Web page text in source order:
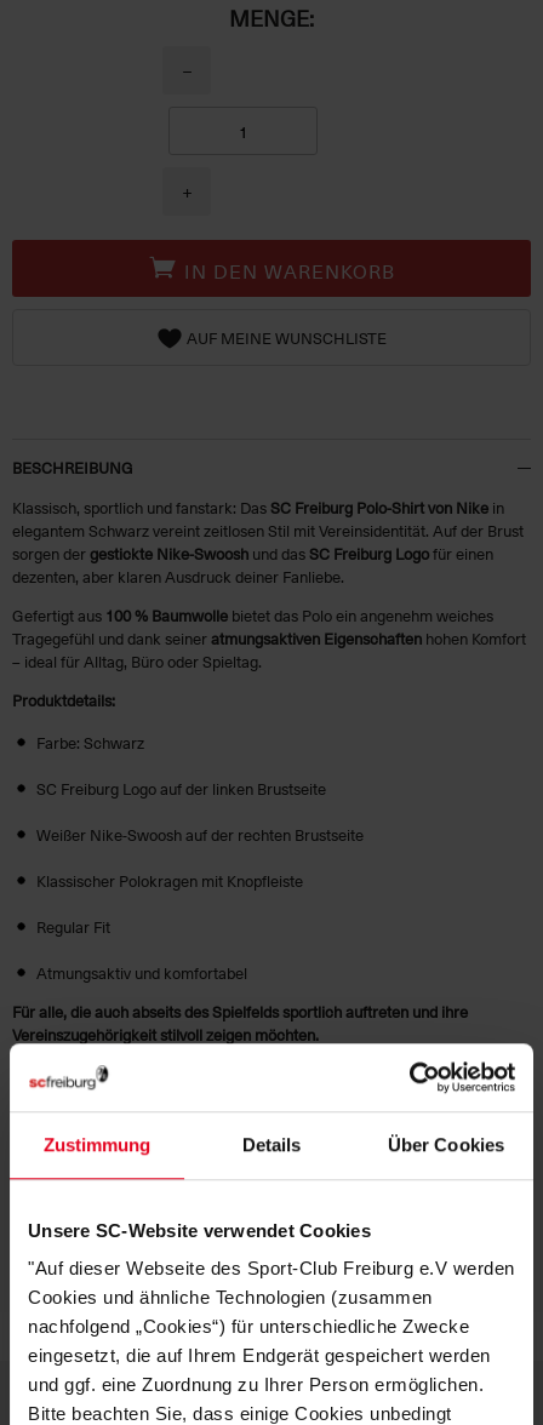
Zustimmung Details Über Cookies
Unsere SC-Website verwendet Cookies
"Auf dieser Webseite des Sport-Club Freiburg e.V werden
Cookies und ähnliche Technologien (zusammen
nachfolgend „Cookies“) für unterschiedliche Zwecke
eingesetzt, die auf Ihrem Endgerät gespeichert werden
und ggf. eine Zuordnung zu Ihrer Person ermöglichen.
Bitte beachten Sie, dass einige Cookies unbedingt
MENGE:
−
+
IN DEN WARENKORB
AUF MEINE WUNSCHLISTE
BESCHREIBUNG
Klassisch, sportlich und fanstark: Das SC Freiburg Polo-Shirt von Nike in
elegantem Schwarz vereint zeitlosen Stil mit Vereinsidentität. Auf der Brust
sorgen dergestickte Nike-Swoosh und das SC Freiburg Logofür einen
dezenten, aber klaren Ausdruck deiner Fanliebe.
Gefertigt aus 100 % Baumwolle bietet das Polo ein angenehm weiches
Tragegefühl und dank seineratmungsaktiven Eigenschaften hohen Komfort
– ideal für Alltag, Büro oder Spieltag.
Produktdetails:
Farbe: Schwarz
SC Freiburg Logo auf der linken Brustseite
Weißer Nike-Swoosh auf der rechten Brustseite
Klassischer Polokragen mit Knopfleiste
Regular Fit
Atmungsaktiv und komfortabel
Für alle, die auch abseits des Spielfelds sportlich auftreten und ihre
Vereinszugehörigkeit stilvoll zeigen möchten.
HERSTELLERANGABEN
Artikelnummer: 25NFN3894-010
Logistiknummer: EM001608-001